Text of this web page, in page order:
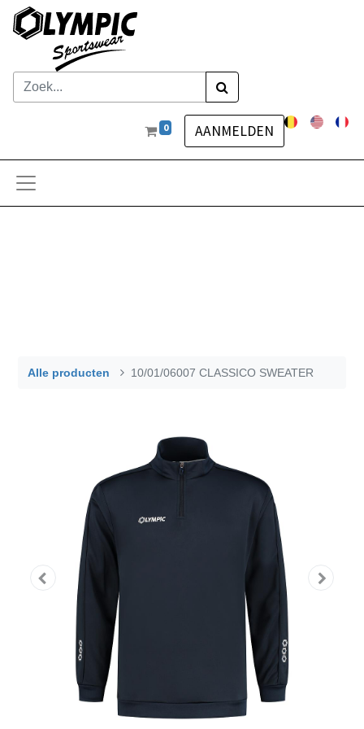
0 AANMELDEN
Alle producten 10/01/06007 CLASSICO SWEATER